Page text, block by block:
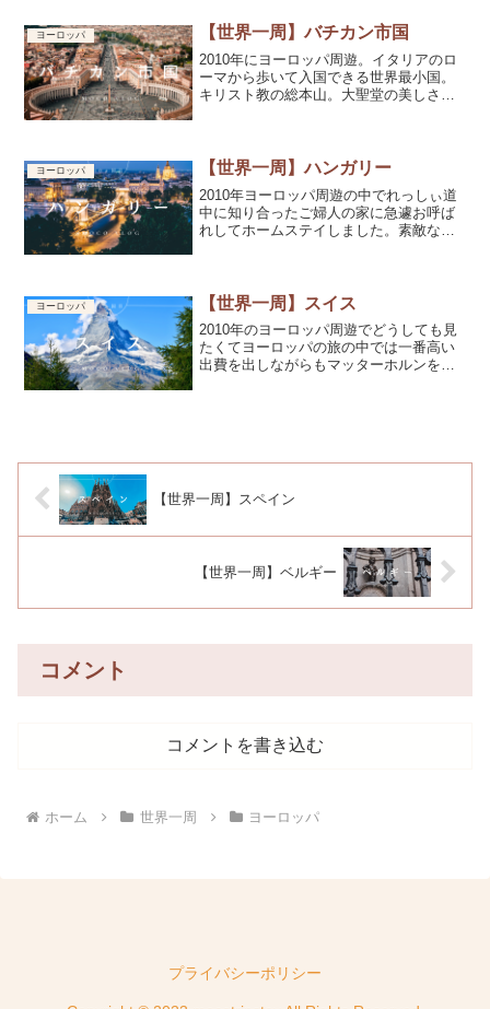
ヨーロッパ 【世界一周】バチカン市国
2010年にヨーロッパ周遊。イタリアのロ
ーマから歩いて入国できる世界最小国。
キリスト教の総本山。大聖堂の美しさは
ヨーロッパ 【世界一周】ハンガリー
2010年ヨーロッパ周遊の中でれっしぃ道
中に知り合ったご婦人の家に急遽お呼ば
れしてホームステイしました。素敵な体
ヨーロッパ 【世界一周】スイス
2010年のヨーロッパ周遊でどうしても見
たくてヨーロッパの旅の中では一番高い
出費を出しながらもマッターホルンをこ
【世界一周】スペイン
【世界一周】ベルギー
コメント
コメントを書き込む
ホーム 世界一周 ヨーロッパ
プライバシーポリシー